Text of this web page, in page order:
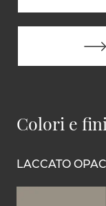
Colori e
LACCATO